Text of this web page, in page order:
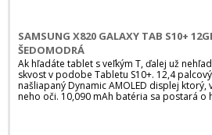
SAMSUNG X820 GALAXY TAB S10+
ŠEDOMODRÁ
Ak hľadáte tablet s veľkým T, ďalej už
skvost v podobe Tabletu S10+. 12,4
našliapaný Dynamic AMOLED displej
neho oči. 10,090 mAh batéria sa postará o